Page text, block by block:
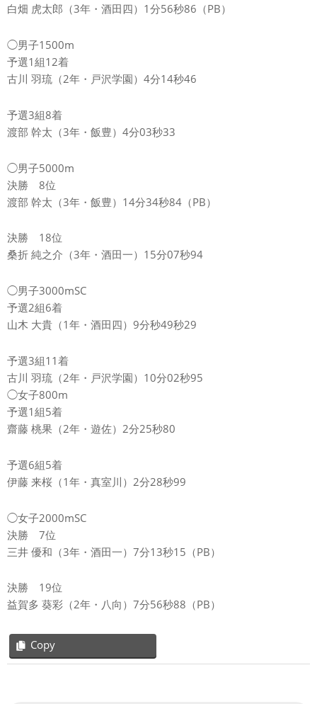
白畑 虎太郎（3年・酒田四）1分56秒86（PB）
◯男子1500m
予選1組12着
古川 羽琉（2年・戸沢学園）4分14秒46
予選3組8着
渡部 幹太（3年・飯豊）4分03秒33
◯男子5000m
決勝 8位
渡部 幹太（3年・飯豊）14分34秒84（PB）
決勝 18位
桑折 純之介（3年・酒田一）15分07秒94
◯男子3000mSC
予選2組6着
山木 大貴（1年・酒田四）9分秒49秒29
予選3組11着
古川 羽琉（2年・戸沢学園）10分02秒95
◯女子800m
予選1組5着
齋藤 桃果（2年・遊佐）2分25秒80
予選6組5着
伊藤 来桜（1年・真室川）2分28秒99
◯女子2000mSC
決勝 7位
三井 優和（3年・酒田一）7分13秒15（PB）
決勝 19位
益賀多 葵彩（2年・八向）7分56秒88（PB）
Copy